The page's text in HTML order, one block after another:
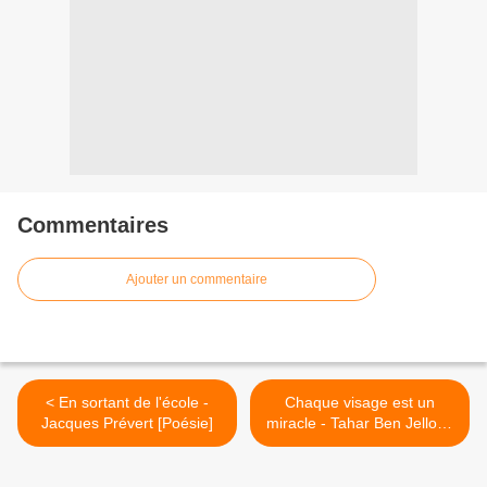
Commentaires
Ajouter un commentaire
< En sortant de l'école -
Jacques Prévert [Poésie]
Chaque visage est un
miracle - Tahar Ben Jelloun
[Poésie] >